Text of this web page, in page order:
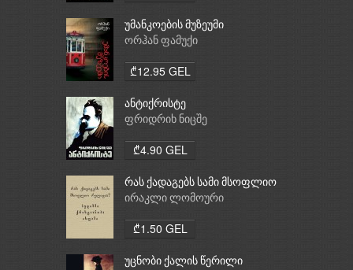
უმანკოების მუზეუმი
ორჰან ფამუქი
₾12.95 GEL
ანტიქრისტე
ფრიდრიხ ნიცშე
₾4.90 GEL
რას ქადაგებს სამი მსოფლიო
რელიგია: ბუდიზმი,
ირაკლი ლომოური
₾1.50 GEL
უცნობი ქალის წერილი